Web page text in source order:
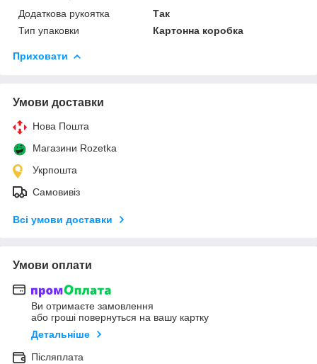
Додаткова рукоятка
Так
Тип упаковки
Картонна коробка
Приховати
Умови доставки
Нова Пошта
Магазини Rozetka
Укрпошта
Самовивіз
Всі умови доставки
Умови оплати
Ви отримаєте замовлення
або гроші повернуться на вашу картку
Детальніше
Післяплата